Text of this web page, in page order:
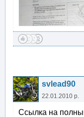
svlead90
22.01.2010 р.
Ссылка на